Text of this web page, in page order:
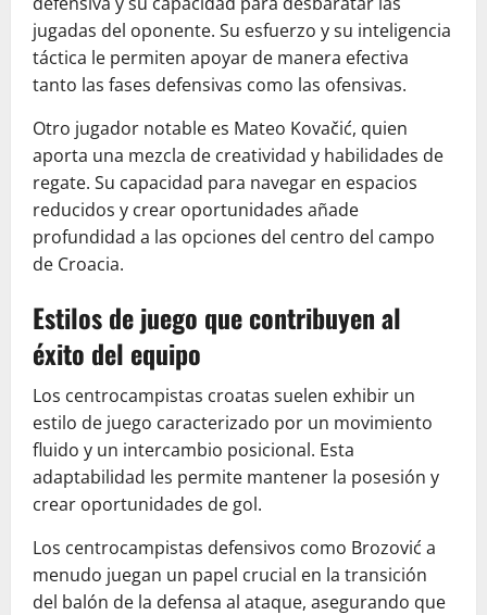
jugadas del oponente. Su esfuerzo y su inteligencia
táctica le permiten apoyar de manera efectiva
tanto las fases defensivas como las ofensivas.
Otro jugador notable es Mateo Kovačić, quien
aporta una mezcla de creatividad y habilidades de
regate. Su capacidad para navegar en espacios
reducidos y crear oportunidades añade
profundidad a las opciones del centro del campo
de Croacia.
Estilos de juego que contribuyen al
éxito del equipo
Los centrocampistas croatas suelen exhibir un
estilo de juego caracterizado por un movimiento
fluido y un intercambio posicional. Esta
adaptabilidad les permite mantener la posesión y
crear oportunidades de gol.
Los centrocampistas defensivos como Brozović a
menudo juegan un papel crucial en la transición
del balón de la defensa al ataque, asegurando que